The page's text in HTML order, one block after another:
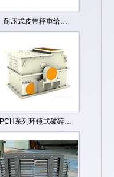
耐压式皮带秤重给…
PCH系列环锤式破碎…